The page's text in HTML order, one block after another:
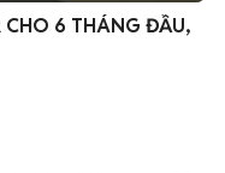
CHO 6 THÁNG ĐẦU,